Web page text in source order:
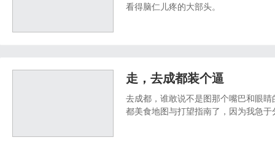
看得脑仁儿疼的大部头。
走，去成都装个逼
去成都，谁敢说不是图那个嘴巴和眼
都美食地图与打望指南了，因为我急